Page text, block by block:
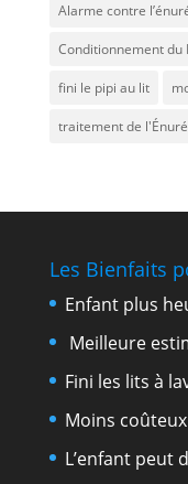
Alarme contre
Conditionnement du
fini le pipi au lit
traitement de
Les Bienfaits
Enfant plus
Meilleure
Fini les lits à
Moins
L’enfant peut